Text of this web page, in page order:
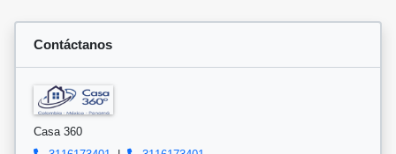
Contáctanos
Casa 360